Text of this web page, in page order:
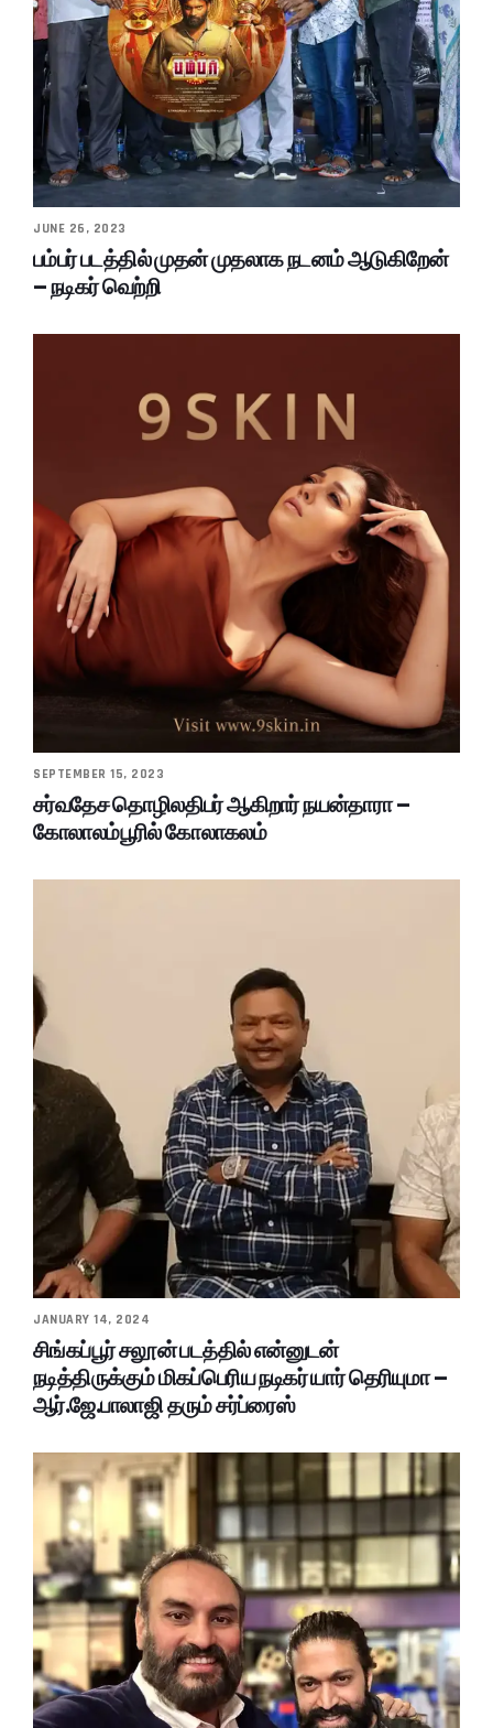
JUNE 26, 2023
பம்பர் படத்தில் முதன் முதலாக நடனம் ஆடுகிறேன்
– நடிகர் வெற்றி
SEPTEMBER 15, 2023
சர்வதேச தொழிலதிபர் ஆகிறார் நயன்தாரா –
கோலாலம்பூரில் கோலாகலம்
JANUARY 14, 2024
சிங்கப்பூர் சலூன் படத்தில் என்னுடன்
நடித்திருக்கும் மிகப்பெரிய நடிகர் யார் தெரியுமா –
ஆர்.ஜே.பாலாஜி தரும் சர்ப்ரைஸ்